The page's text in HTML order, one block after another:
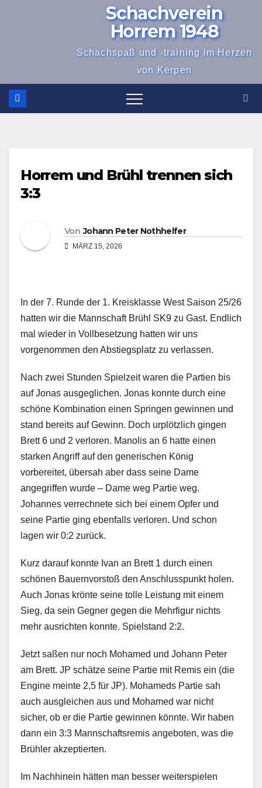
Schachverein
Horrem 1948
Schachspaß und -training im Herzen
von Kerpen
Horrem und Brühl trennen sich
3:3
Von Johann Peter Nothhelfer
MÄRZ 15, 2026
In der 7. Runde der 1. Kreisklasse West Saison 25/26
hatten wir die Mannschaft Brühl SK9 zu Gast. Endlich
mal wieder in Vollbesetzung hatten wir uns
vorgenommen den Abstiegsplatz zu verlassen.
Nach zwei Stunden Spielzeit waren die Partien bis
auf Jonas ausgeglichen. Jonas konnte durch eine
schöne Kombination einen Springen gewinnen und
stand bereits auf Gewinn. Doch urplötzlich gingen
Brett 6 und 2 verloren. Manolis an 6 hatte einen
starken Angriff auf den generischen König
vorbereitet, übersah aber dass seine Dame
angegriffen wurde – Dame weg Partie weg.
Johannes verrechnete sich bei einem Opfer und
seine Partie ging ebenfalls verloren. Und schon
lagen wir 0:2 zurück.
Kurz darauf konnte Ivan an Brett 1 durch einen
schönen Bauernvorstoß den Anschlusspunkt holen.
Auch Jonas krönte seine tolle Leistung mit einem
Sieg, da sein Gegner gegen die Mehrfigur nichts
mehr ausrichten konnte. Spielstand 2:2.
Jetzt saßen nur noch Mohamed und Johann Peter
am Brett. JP schätze seine Partie mit Remis ein (die
Engine meinte 2,5 für JP). Mohameds Partie sah
auch ausgleichen aus und Mohamed war nicht
sicher, ob er die Partie gewinnen könnte. Wir haben
dann ein 3:3 Mannschaftsremis angeboten, was die
Brühler akzeptierten.
Im Nachhinein hätten man besser weiterspielen